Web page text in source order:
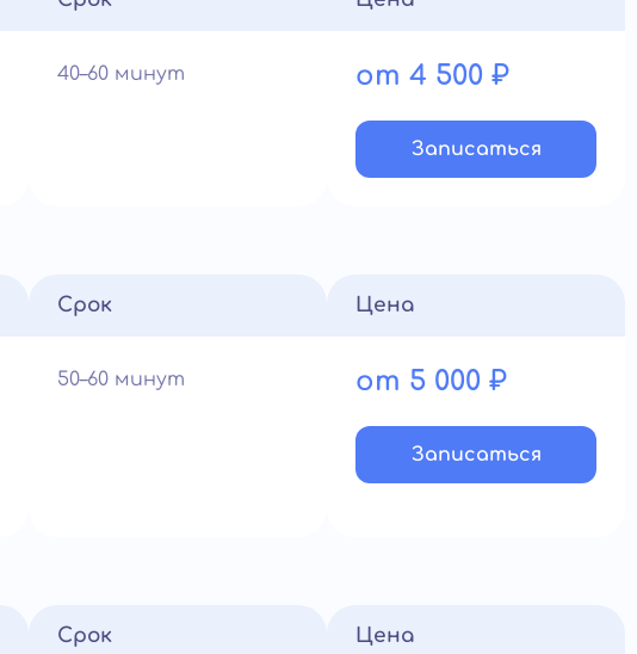
40–60 минут от 4 500 ₽
Записатьcя
Срок
50–60 минут
Цена
от 5 000 ₽
Записатьcя
Срок Цена